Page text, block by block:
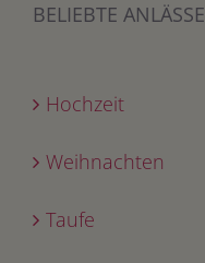
BELIEBTE ANLÄSSE
Hochzeit
Weihnachten
Taufe